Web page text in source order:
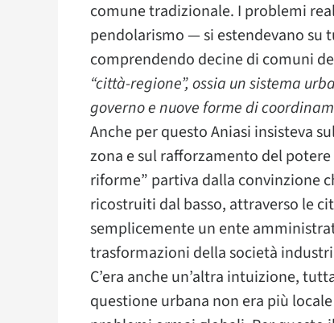
comune tradizionale. I problemi
pendolarismo — si estendevano su
comprendendo decine di comuni
“città-regione”, ossia un sistema
governo e nuove forme di
Anche per questo Aniasi insisteva
zona e sul rafforzamento del
riforme” partiva dalla convinzione
ricostruiti dal basso, attraverso le
semplicemente un ente
trasformazioni della società
C’era anche un’altra intuizione,
questione urbana non era più